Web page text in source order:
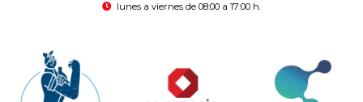
lunes a viernes de 08:00 a 17:00 h.